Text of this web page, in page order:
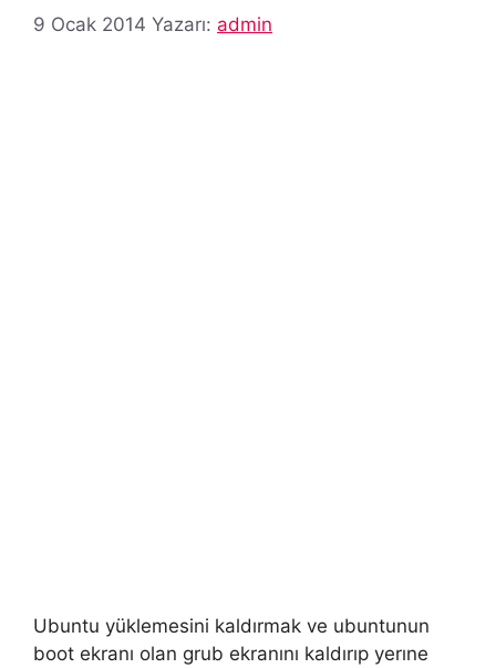
9 Ocak 2014 Yazarı: admin
Ubuntu yüklemesini kaldırmak ve ubuntunun
boot ekranı olan grub ekranını kaldırıp yerıne